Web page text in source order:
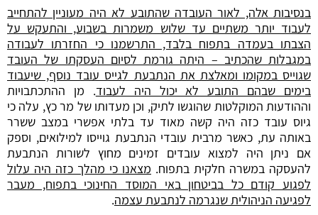
בנסיבות אלה, לאור העובדה שהתובע לא היה מעוניין להתחייב
לעבוד יותר משתיים עד שלוש משמרות בשבוע, והתעקש על
הצבתו בעמדה בתפוח בלבד, התרשמנו כי החזרתו לעבודה
במגבלות שהכתיב – היתה גורמת לסיום העסקתו של העובד
שגוייס במקומו ומאלצת את הנתבעת לגייס עובד נוסף, שיעבוד
בימים שבהם התובע לא יכול היה לעבוד. מן ההתכתבויות
וההודעות המוקלטות שהוגשו לתיק, וכן מעדותו של מר כץ, עלה כי
גיוס עובד כזה היה קשה מאוד עד בלתי אפשרי במצב ששרר
באותה עת, כאשר מרבית עובדי הנתבעת גוייסו למילואים, וספק
אם ניתן היה למצוא עובדים זמינים מחוץ לשורות הנתבעת
להעסקה במשרה חלקית בתפוח. מצאנו כי מהלך כזה היה עלול
לפגוע קודם כל בביטחון באי המוסד החינוכי בתפוח, מעבר
לפגיעה הניהולית שנגרמה לנתבעת עצמה.